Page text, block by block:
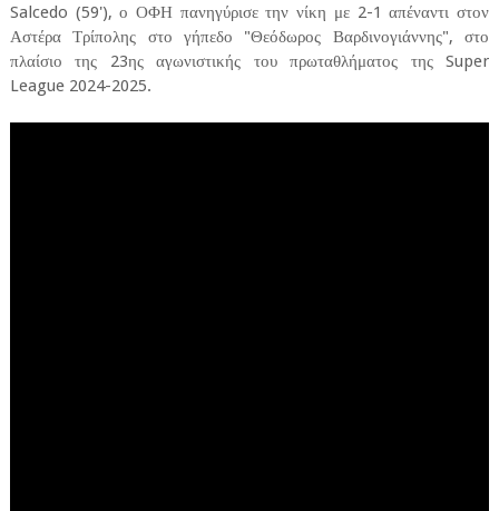
Salcedo (59'), ο ΟΦΗ πανηγύρισε την νίκη με 2-1 απέναντι στον
Αστέρα Τρίπολης στο γήπεδο "Θεόδωρος Βαρδινογιάννης", στο
πλαίσιο της 23ης αγωνιστικής του πρωταθλήματος της Super
League 2024-2025.